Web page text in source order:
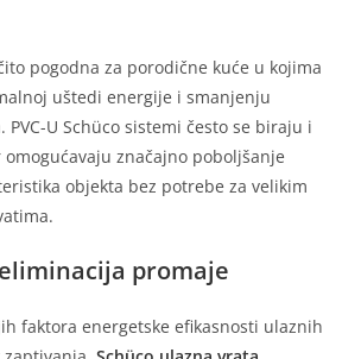
pogodna za porodične kuće u kojima
uštedi energije i smanjenju
U Schüco sistemi često se biraju i
značajno poboljšanje
objekta bez potrebe za velikim
promaje
faktora energetske efikasnosti ulaznih